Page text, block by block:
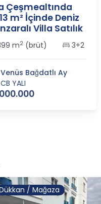
Çeşmealtında
m² İçinde Deniz
Villa Satılık
m2(brüt) 3+2
Venüs Bağdatlı Ay
CB YALI
/ Mağaza